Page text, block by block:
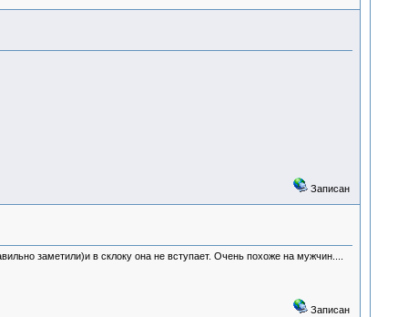
Записан
заметили)и в склоку она не вступает. Очень похоже на мужчин....
Записан